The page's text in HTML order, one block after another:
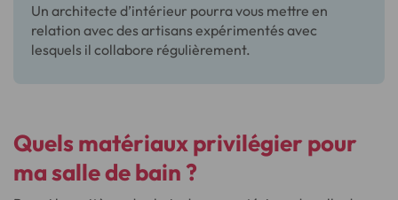
Un architecte d’intérieur pourra vous mettre en
relation avec des artisans expérimentés avec
lesquels il collabore régulièrement.
Quels matériaux privilégier pour
ma salle de bain ?